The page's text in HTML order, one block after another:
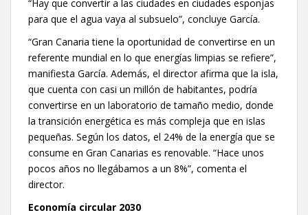
“Hay que convertir a las ciudades en ciudades esponjas
para que el agua vaya al subsuelo”, concluye García.
“Gran Canaria tiene la oportunidad de convertirse en un
referente mundial en lo que energías limpias se refiere”,
manifiesta García. Además, el director afirma que la isla,
que cuenta con casi un millón de habitantes, podría
convertirse en un laboratorio de tamaño medio, donde
la transición energética es más compleja que en islas
pequeñas. Según los datos, el 24% de la energía que se
consume en Gran Canarias es renovable. “Hace unos
pocos años no llegábamos a un 8%”, comenta el
director.
Economía circular 2030